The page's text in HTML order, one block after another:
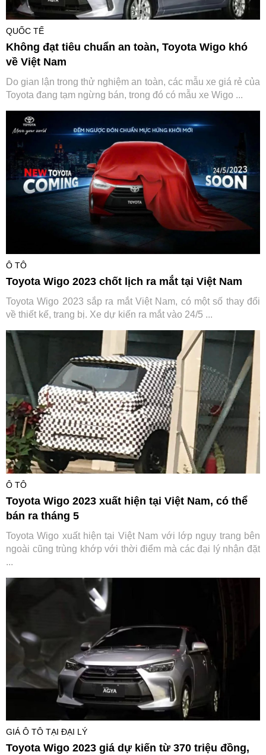
QUỐC TẾ
Không đạt tiêu chuẩn an toàn, Toyota Wigo khó
về Việt Nam
Do gian lận trong thử nghiệm an toàn, các mẫu xe giá rẻ của
Toyota đang tạm ngừng bán, trong đó có mẫu xe Wigo ...
Ô TÔ
Toyota Wigo 2023 chốt lịch ra mắt tại Việt Nam
Toyota Wigo 2023 sắp ra mắt Việt Nam, có một số thay đổi
về thiết kế, trang bị. Xe dự kiến ra mắt vào 24/5 ...
Ô TÔ
Toyota Wigo 2023 xuất hiện tại Việt Nam, có thể
bán ra tháng 5
Toyota Wigo xuất hiện tại Việt Nam với lớp ngụy trang bên
ngoài cũng trùng khớp với thời điểm mà các đại lý nhận đặt
...
GIÁ Ô TÔ TẠI ĐẠI LÝ
Toyota Wigo 2023 giá dự kiến từ 370 triệu đồng,